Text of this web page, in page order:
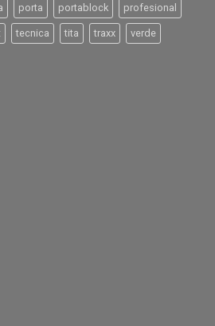
porta portablock profesional
tecnica tita traxx verde